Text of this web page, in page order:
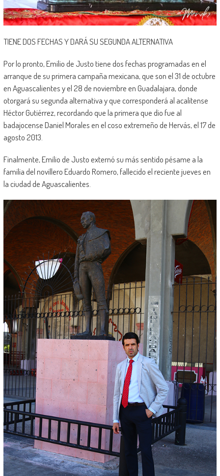
TIENE DOS FECHAS Y DARÁ SU SEGUNDA ALTERNATIVA
Por lo pronto, Emilio de Justo tiene dos fechas programadas en el
arranque de su primera campaña mexicana, que son el 31 de octubre
en Aguascalientes y el 28 de noviembre en Guadalajara, donde
otorgará su segunda alternativa y que corresponderá al acalitense
Héctor Gutiérrez, recordando que la primera que dio fue al
badajocense Daniel Morales en el coso extremeño de Hervás, el 17 de
agosto 2013.
Finalmente, Emilio de Justo externó su más sentido pésame a la
familia del novillero Eduardo Romero, fallecido el reciente jueves en
la ciudad de Aguascalientes.